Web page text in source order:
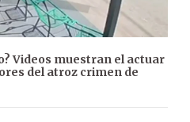
Videos muestran el actuar
del atroz crimen de